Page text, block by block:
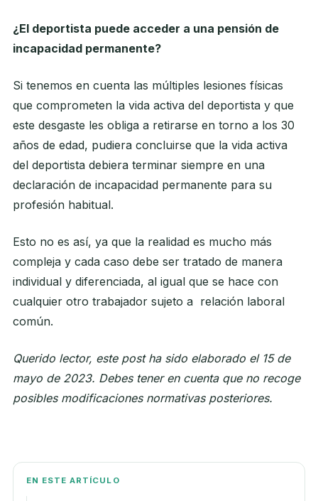
¿El deportista puede acceder a una pensión de
incapacidad permanente?
Si tenemos en cuenta las múltiples lesiones físicas
que comprometen la vida activa del deportista y que
este desgaste les obliga a retirarse en torno a los 30
años de edad, pudiera concluirse que la vida activa
del deportista debiera terminar siempre en una
declaración de incapacidad permanente para su
profesión habitual.
Esto no es así, ya que la realidad es mucho más
compleja y cada caso debe ser tratado de manera
individual y diferenciada, al igual que se hace con
cualquier otro trabajador sujeto a relación laboral
común.
Querido lector, este post ha sido elaborado el 15 de
mayo de 2023. Debes tener en cuenta que no recoge
posibles modificaciones normativas posteriores.
EN ESTE ARTÍCULO